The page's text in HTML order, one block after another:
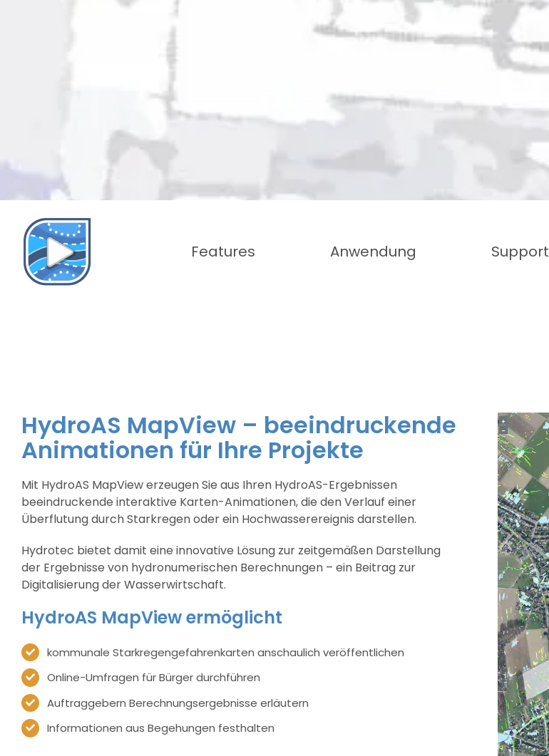
Features Anwendung Support
HydroAS MapView – beeindruckende
Animationen für Ihre Projekte
Mit HydroAS MapView erzeugen Sie aus Ihren HydroAS-Ergebnissen
beeindruckende interaktive Karten-Animationen, die den Verlauf einer
Überflutung durch Starkregen oder ein Hochwasserereignis darstellen.
Hydrotec bietet damit eine innovative Lösung zur zeitgemäßen Darstellung
der Ergebnisse von hydronumerischen Berechnungen – ein Beitrag zur
Digitalisierung der Wasserwirtschaft.
HydroAS MapView ermöglicht
kommunale Starkregengefahrenkarten anschaulich veröffentlichen
Online-Umfragen für Bürger durchführen
Auftraggebern Berechnungsergebnisse erläutern
Informationen aus Begehungen festhalten